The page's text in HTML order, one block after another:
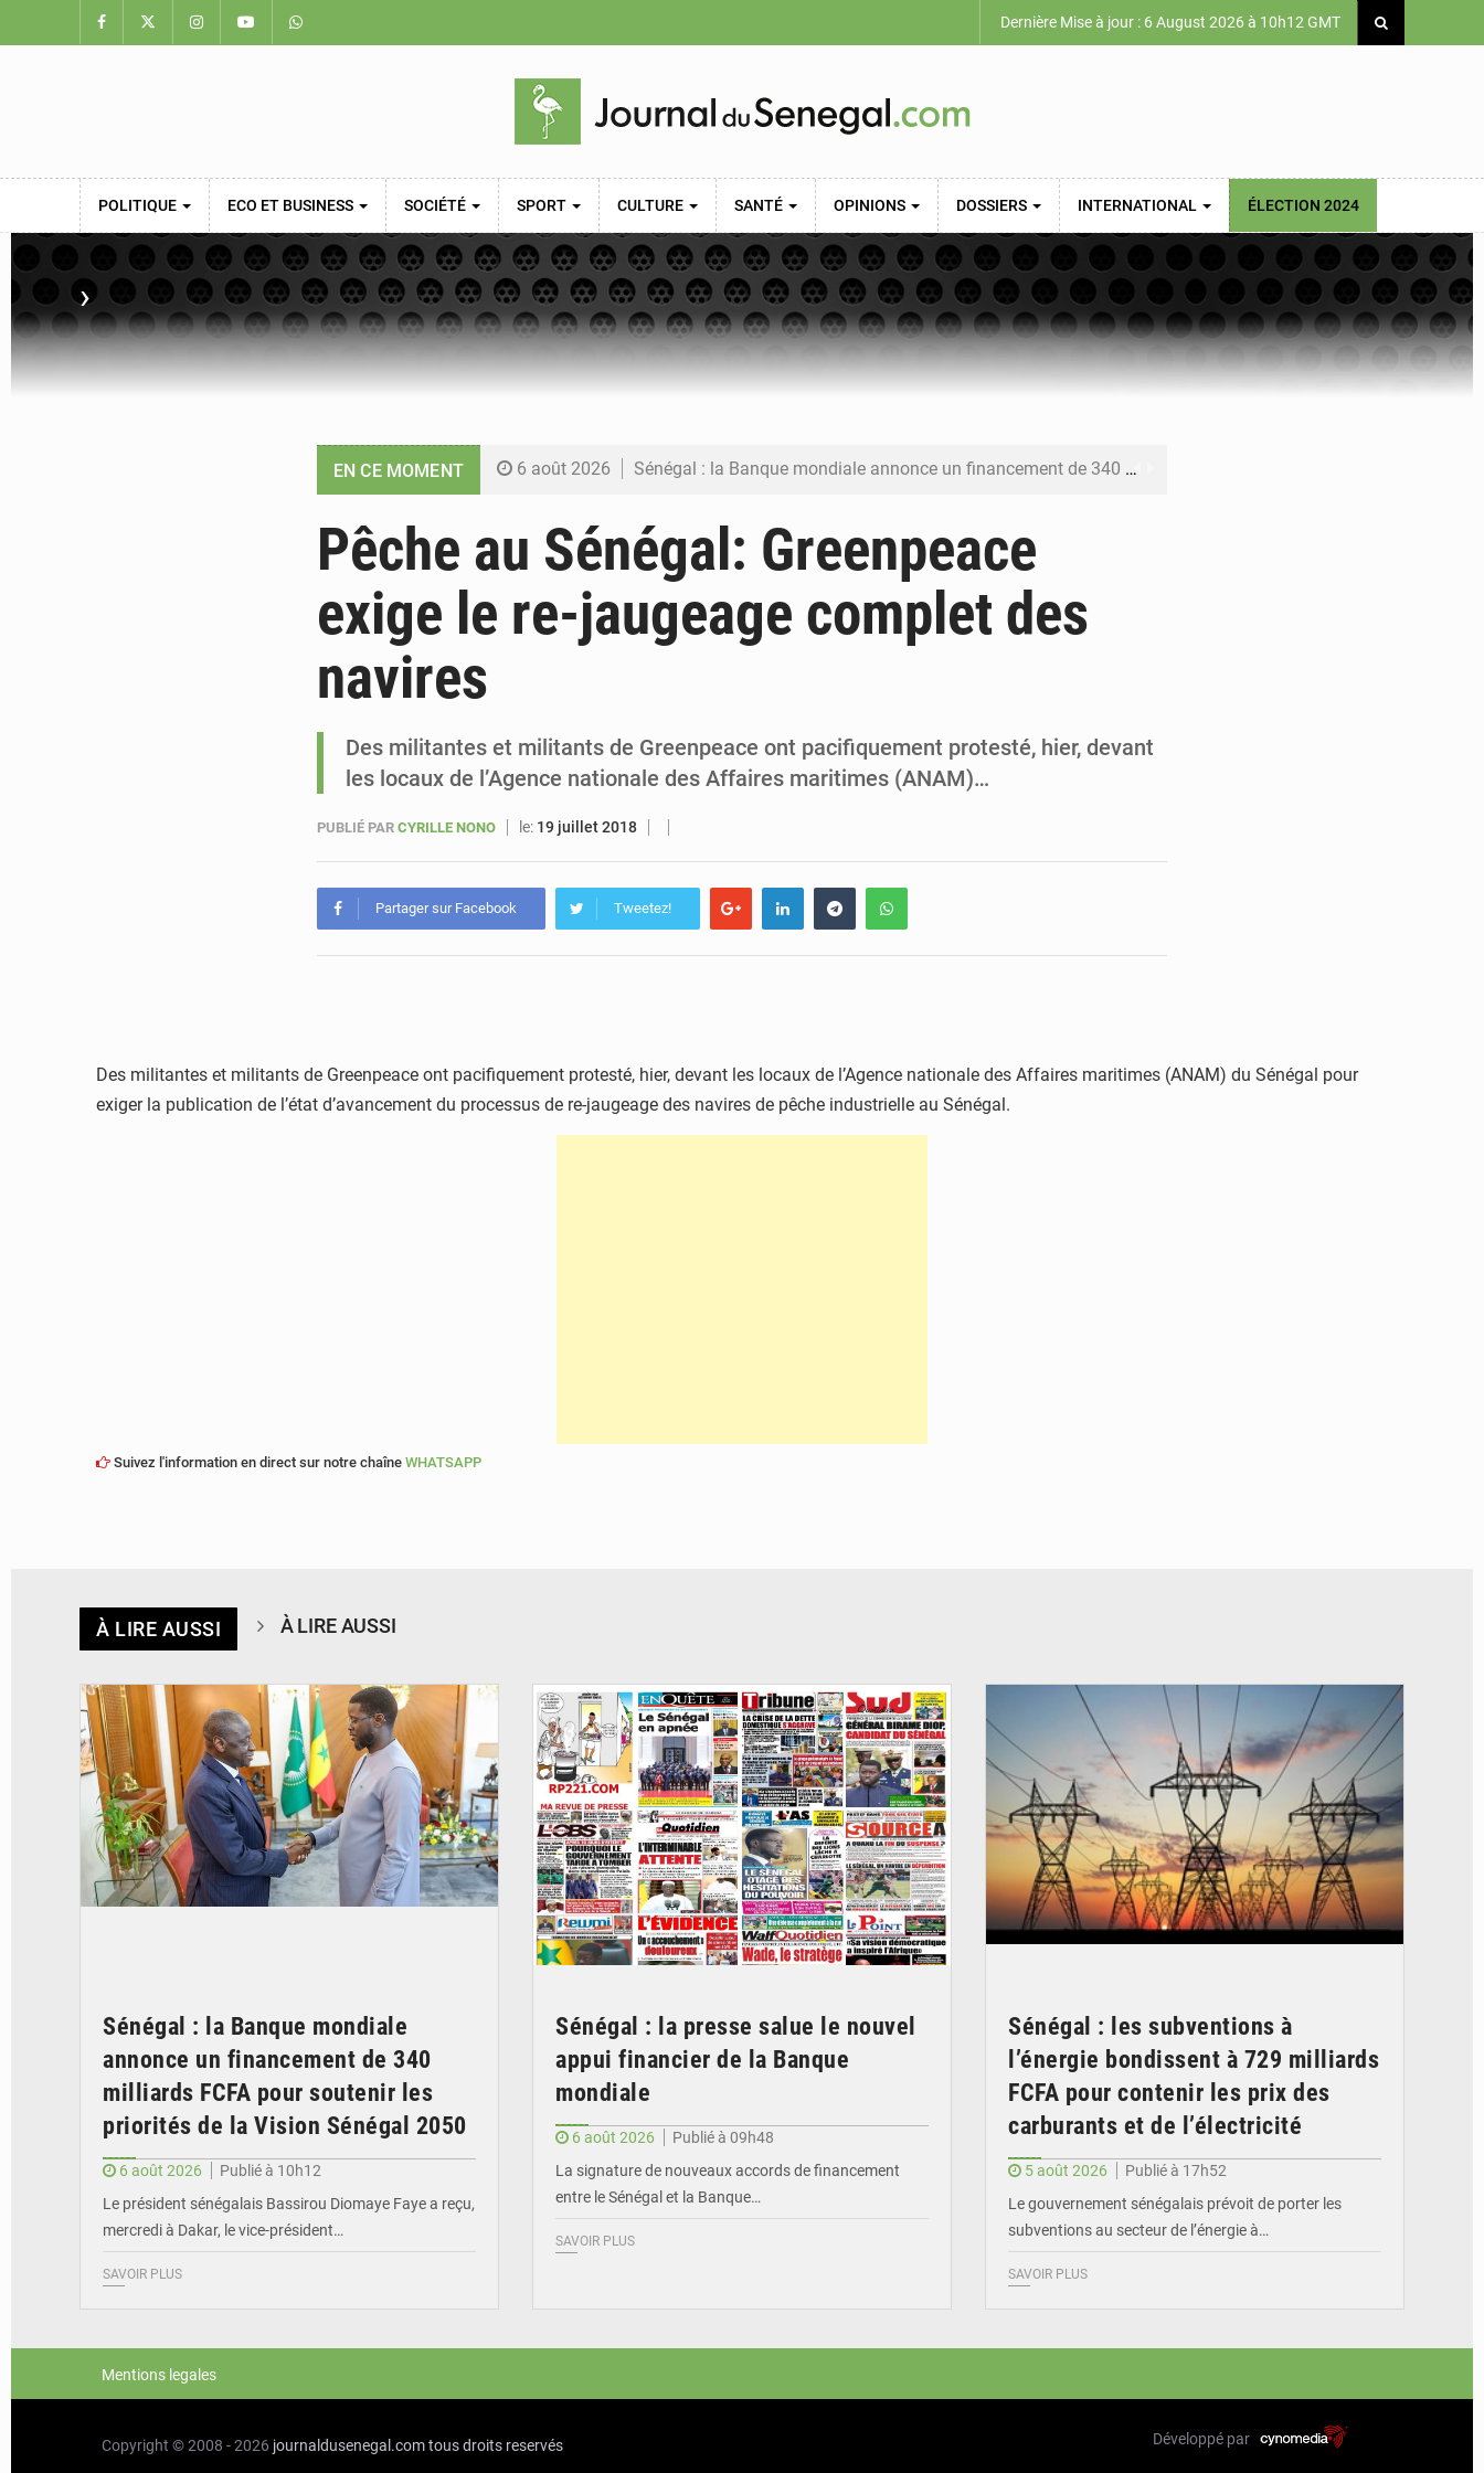
Dernière Mise à jour : 6 August 2026 à 10h12 GMT
POLITIQUE ECO ET BUSINESS SOCIÉTÉ SPORT CULTURE SANTÉ OPINIONS DOSSIERS INTERNATIONAL ÉLECTION 2024
›
EN CE MOMENT 6 août 2026 Sénégal : la Banque mondiale annonce un financement de 340 milliards FCFA pour soutenir les priorités de la Vision Sénégal 2050
5 août 2026 Sénégal : les subventions à l’énergie bondissent à 729 milliards FCFA pour contenir les prix des carburants et de l’électricité
5 août 2026 Sénégal : le niveau du fleuve Sénégal poursuit sa montée à Podor, les autorités appellent à la vigilance
Pêche au Sénégal: Greenpeace
exige le re-jaugeage complet des
navires
Des militantes et militants de Greenpeace ont pacifiquement protesté, hier, devant
les locaux de l’Agence nationale des Affaires maritimes (ANAM)…
PUBLIÉ PAR CYRILLE NONO le: 19 juillet 2018
Partager sur Facebook Tweetez!
Des militantes et militants de Greenpeace ont pacifiquement protesté, hier, devant les locaux de l’Agence nationale des Affaires maritimes (ANAM) du Sénégal pour
exiger la publication de l’état d’avancement du processus de re-jaugeage des navires de pêche industrielle au Sénégal.
Suivez l'information en direct sur notre chaîne WHATSAPP
À LIRE AUSSI À LIRE AUSSI
Sénégal : la Banque mondiale
annonce un financement de 340
milliards FCFA pour soutenir les
priorités de la Vision Sénégal 2050
6 août 2026
Publié à 10h12
Le président sénégalais Bassirou Diomaye Faye a reçu,
mercredi à Dakar, le vice-président…
SAVOIR PLUS
Sénégal : la presse salue le nouvel
appui financier de la Banque
mondiale
6 août 2026
Publié à 09h48
La signature de nouveaux accords de financement
entre le Sénégal et la Banque…
SAVOIR PLUS
Sénégal : les subventions à
l’énergie bondissent à 729 milliards
FCFA pour contenir les prix des
carburants et de l’électricité
5 août 2026
Publié à 17h52
Le gouvernement sénégalais prévoit de porter les
subventions au secteur de l’énergie à…
SAVOIR PLUS
Mentions legales
Copyright © 2008 - 2026 journaldusenegal.comtous droits reservés Développé par